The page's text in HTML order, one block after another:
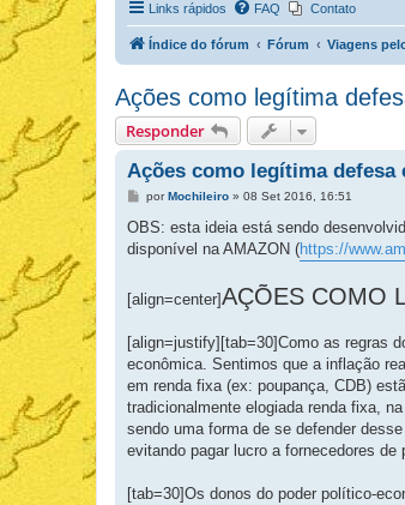
Links rápidos FAQ Contato
Índice do fórum Fórum Viagens
Ações como legítima
Responder
Ações como legítima defesa
M
n
a
m
porMochileiro» 08 Set 2016, 16:51
OBS: esta ideia está sendo
disponível na AMAZON (https://
[align=center]AÇÕES COMO
[align=justify][tab=30]Como as regras
econômica. Sentimos que a inflação
em renda fixa (ex: poupança, CDB)
tradicionalmente elogiada renda fixa,
sendo uma forma de se defender
evitando pagar lucro a fornecedores
[tab=30]Os donos do poder político-